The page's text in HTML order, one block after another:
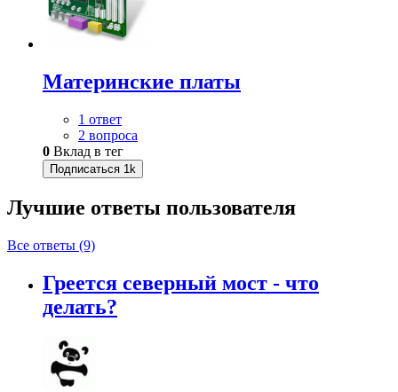
Материнские платы
1 ответ
2 вопроса
0 Вклад в тег
Подписаться 1k
Лучшие ответы пользователя
Все ответы (9)
Греется северный мост - что
делать?